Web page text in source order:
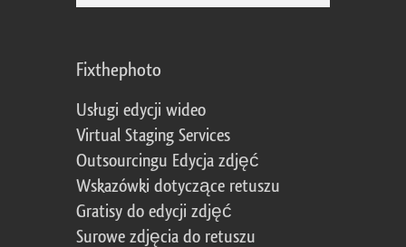
Fixthephoto
Usługi edycji wideo
Virtual Staging Services
Outsourcingu Edycja zdjęć
Wskazówki dotyczące retuszu
Gratisy do edycji zdjęć
Surowe zdjęcia do retuszu